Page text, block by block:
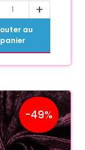
+
au
panier
-49%